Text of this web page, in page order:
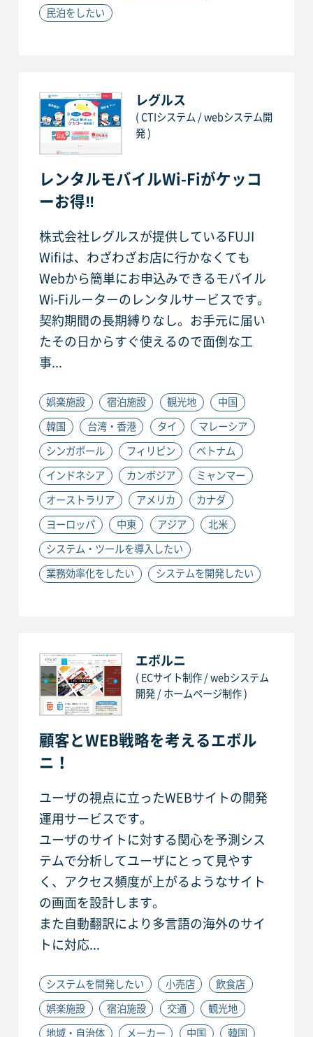
民泊をしたい
レグルス
( CTIシステム / webシステム開
発 )
レンタルモバイルWi-Fiがケッコ
ーお得‼
株式会社レグルスが提供しているFUJI
Wifiは、わざわざお店に行かなくても
Webから簡単にお申込みできるモバイル
Wi-Fiルーターのレンタルサービスです。
契約期間の長期縛りなし。お手元に届い
たその日からすぐ使えるので面倒な工
事...
娯楽施設 宿泊施設 観光地 中国
韓国 台湾・香港 タイ マレーシア
シンガポール フィリピン ベトナム
インドネシア カンボジア ミャンマー
オーストラリア アメリカ カナダ
ヨーロッパ 中東 アジア 北米
システム・ツールを導入したい
業務効率化をしたい システムを開発したい
エボルニ
( ECサイト制作 / webシステム
開発 / ホームページ制作 )
顧客とWEB戦略を考えるエボル
ニ！
ユーザの視点に立ったWEBサイトの開発
運用サービスです。
ユーザのサイトに対する関心を予測シス
テムで分析してユーザにとって見やす
く、アクセス頻度が上がるようなサイト
の画面を設計します。
また自動翻訳により多言語の海外のサイ
トに対応...
システムを開発したい 小売店 飲食店
娯楽施設 宿泊施設 交通 観光地
地域・自治体 メーカー 中国 韓国